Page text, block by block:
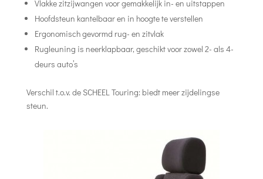
Vlakke zitzijwangen voor gemakkelijk in- en uitstappen
Hoofdsteun kantelbaar en in hoogte te verstellen
Ergonomisch gevormd rug- en zitvlak
Rugleuning is neerklapbaar, geschikt voor zowel 2- als 4-
deurs auto’s
Verschil t.o.v. de SCHEEL Touring: biedt meer zijdelingse
steun.